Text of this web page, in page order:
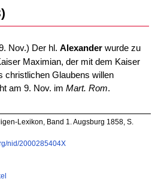
Nov.) Der hl. Alexanderwurde zu
Maximian, der mit dem Kaiser
christlichen Glaubens willen
am 9. Nov. im Mart. Rom.
Lexikon, Band 1. Augsburg 1858, S.
nid/2000285404X